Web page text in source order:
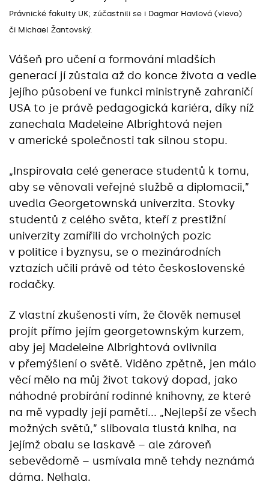
Právnické fakulty UK; zúčastnili se i Dagmar Havlová (vlevo)
či Michael Žantovský.
Vášeň pro učení a formování mladších
generací jí zůstala až do konce života a vedle
jejího působení ve funkci ministryně zahraničí
USA to je právě pedagogická kariéra, díky níž
zanechala Madeleine Albrightová nejen
v americké společnosti tak silnou stopu.
„Inspirovala celé generace studentů k tomu,
aby se věnovali veřejné službě a diplomacii,”
uvedla Georgetownská univerzita. Stovky
studentů z celého světa, kteří z prestižní
univerzity zamířili do vrcholných pozic
v politice i byznysu, se o mezinárodních
vztazích učili právě od této československé
rodačky.
Z vlastní zkušenosti vím, že člověk nemusel
projít přímo jejím georgetownským kurzem,
aby jej Madeleine Albrightová ovlivnila
v přemýšlení o světě. Viděno zpětně, jen málo
věcí mělo na můj život takový dopad, jako
náhodné probírání rodinné knihovny, ze které
na mě vypadly její paměti... „Nejlepší ze všech
možných světů,” slibovala tlustá kniha, na
jejímž obalu se laskavě – ale zároveň
sebevědomě – usmívala mně tehdy neznámá
dáma. Nelhala.